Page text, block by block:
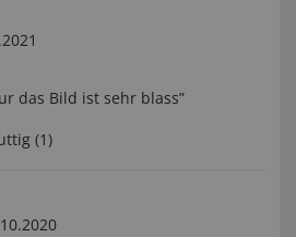
das Bild ist sehr blass”
(1)